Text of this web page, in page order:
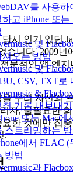
를 사용
하고 iPhone 또
및
져오는 방법
및
CSV, TXT로
&
취 기록 내보내기
또는 Mac에
스트리밍하는
에서 FLAC
방법
과
시 인기 있던
습니다. 2009년
문적인 앱 엔
우리 자신의
자, 불필요한
한 것에만 집
.